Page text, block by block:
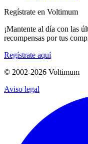
Regístrate en Voltimum
¡Mantente al día con las
recompensas por tus
Regístrate aquí
© 2002-2026 Voltimum
Aviso legal